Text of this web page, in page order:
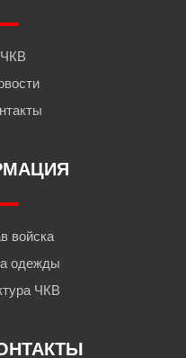
ЧКВ
войска
одежды
ЧКВ